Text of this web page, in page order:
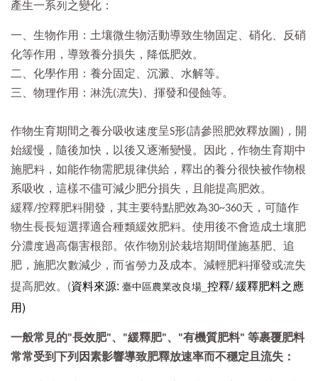
產生一系列之變化：
一、生物作用：土壤微生物活動導致生物固定、硝化、反硝
化等作用，導致養分損失，降低肥效。
二、化學作用：養分固定、沉澱、水解等。
三、物理作用：淋洗(流失)、揮發和侵蝕等。
作物生育期間之養分吸收速度呈S形(請參照肥效釋放圖)，開
始緩慢，隨後加快，以後又逐漸變慢。因此，作物生育期中
施肥料，如能作物需肥規律供給，釋出的養分很快被作物根
系吸收，這樣不儘可減少肥分損失，且能提高肥效。
緩釋/控釋肥料開發，其主要特點肥效為30~360天，可隨作
物生長長短選擇適合種類緩效肥料。使用後不會造成土壤肥
分濃度過高傷害根部。依作物別於栽培期間僅施基肥、追
肥，施肥次數減少，而省勞力及成本。減輕肥料揮發或流失
提高肥效。(資料來源: 臺中區農業改良場_ 控釋/ 緩釋肥料之應
用)
一般常見的"長效肥"、"緩釋肥"、"有機質肥料" 等裹覆肥料
常常受到下列因素影響導致肥釋放速率而不穩定且流失：